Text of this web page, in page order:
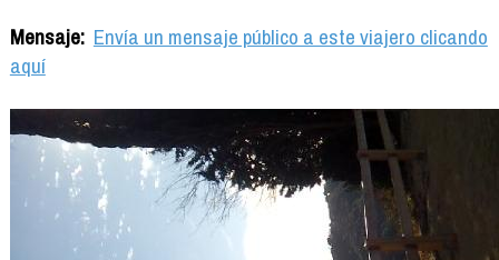
Mensaje: Envía un mensaje público a este viajero clicando
aquí